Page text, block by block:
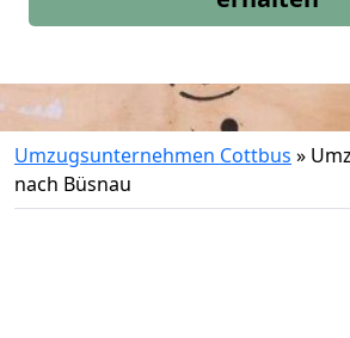
Umzugsunternehmen Cottbus »
nach Büsnau